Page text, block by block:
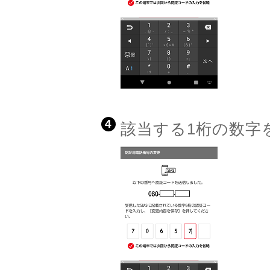
4 該当する1桁の数字